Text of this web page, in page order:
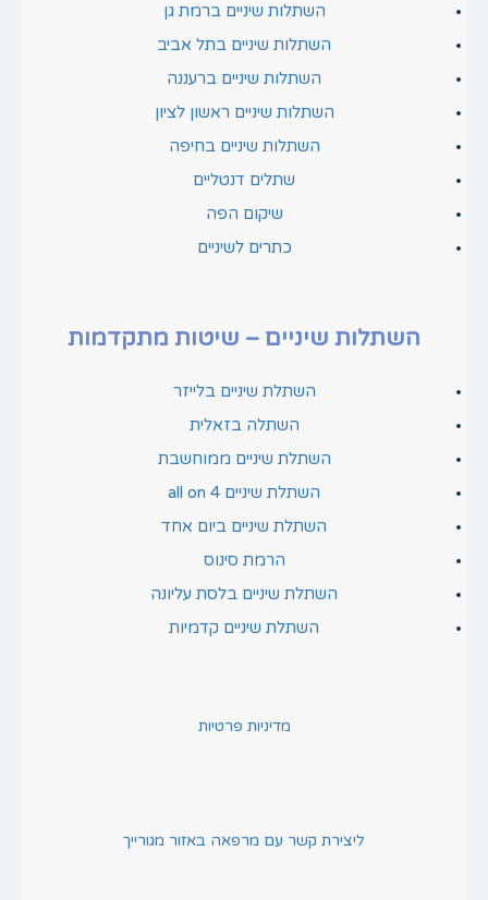
השתלות שיניים ברמת גן
השתלות שיניים בתל אביב
השתלות שיניים ברעננה
השתלות שיניים ראשון לציון
השתלות שיניים בחיפה
שתלים דנטליים
שיקום הפה
כתרים לשיניים
השתלות שיניים – שיטות מתקדמות
השתלת שיניים בלייזר
השתלה בזאלית
השתלת שיניים ממוחשבת
השתלת שיניים all on 4
השתלת שיניים ביום אחד
הרמת סינוס
השתלת שיניים בלסת עליונה
השתלת שיניים קדמיות
מדיניות פרטיות
ליצירת קשר עם מרפאה באזור מגורייך